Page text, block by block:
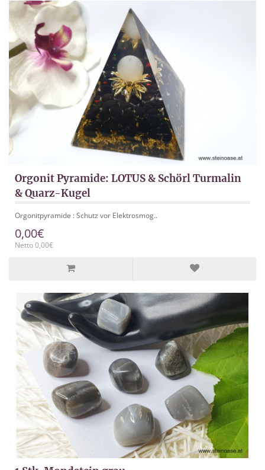
Orgonit Pyramide: LOTUS & Schörl Turmalin
& Quarz-Kugel
Orgonitpyramide : Schutz vor Elektrosmog..
0,00€
Netto 0,00€